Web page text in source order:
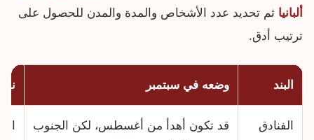
ألبانيا ثم تحديد عدد الأشخاص والمدة والمدن للحصول على
ترتيب أدق.
البند وضعه في سبتمبر
الفنادق
قد تكون أهدأ من أغسطس، لكن الجنوب